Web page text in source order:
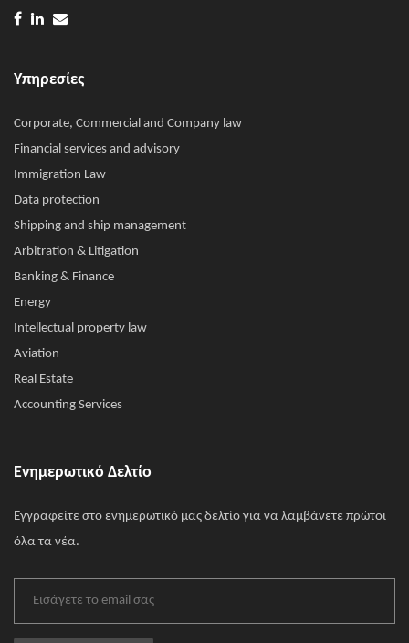
Υπηρεσίες
Corporate, Commercial and Company law
Financial services and advisory
Immigration Law
Data protection
Shipping and ship management
Arbitration & Litigation
Banking & Finance
Energy
Intellectual property law
Aviation
Real Estate
Accounting Services
Ενημερωτικό Δελτίο
Εγγραφείτε στο ενημερωτικό μας δελτίο για να λαμβάνετε πρώτοι
όλα τα νέα.